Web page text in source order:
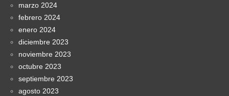
marzo 2024
febrero 2024
enero 2024
diciembre 2023
noviembre 2023
octubre 2023
septiembre 2023
agosto 2023